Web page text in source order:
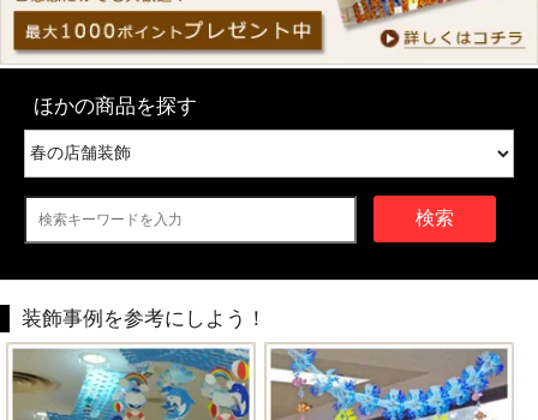
ほかの商品を探す
検索
装飾事例を参考にしよう！